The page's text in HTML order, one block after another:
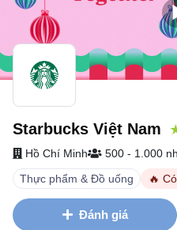
Starbucks Việt Nam
Hồ Chí Minh 500 - 1.000
Thực phẩm & Đồ uống
🔥
Đánh giá